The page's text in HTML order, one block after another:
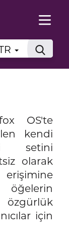
OS'te
kendi
setini
olarak
erişimine
öğelerin
özgürlük
için